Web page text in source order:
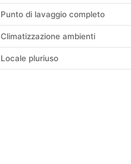
Punto di lavaggio completo
Climatizzazione ambienti
Locale pluriuso